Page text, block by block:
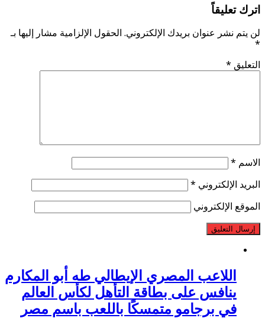
اترك تعليقاً
لن يتم نشر عنوان بريدك الإلكتروني. الحقول الإلزامية مشار إليها بـ
*
التعليق *
الاسم *
البريد الإلكتروني *
الموقع الإلكتروني
اللاعب المصري الإيطالي طه أبو المكارم
ينافس على بطاقة التأهل لكأس العالم
في برجامو متمسكًا باللعب باسم مصر